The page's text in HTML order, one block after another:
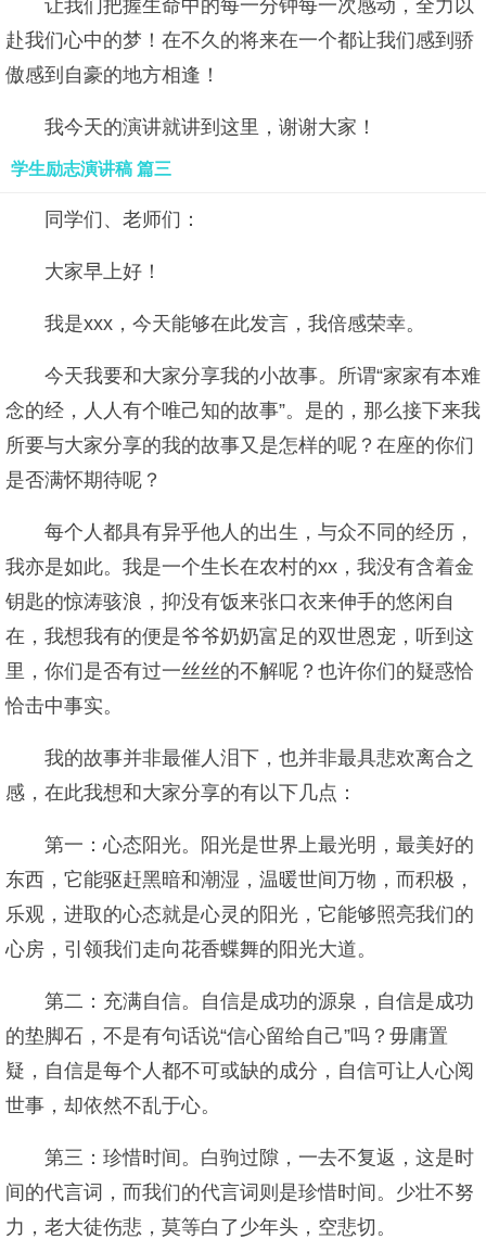
让我们把握生命中的每一分钟每一次感动，全力以
赴我们心中的梦！在不久的将来在一个都让我们感到骄
傲感到自豪的地方相逢！
我今天的演讲就讲到这里，谢谢大家！
学生励志演讲稿 篇三
同学们、老师们：
大家早上好！
我是xxx，今天能够在此发言，我倍感荣幸。
今天我要和大家分享我的小故事。所谓“家家有本难
念的经，人人有个唯己知的故事”。是的，那么接下来我
所要与大家分享的我的故事又是怎样的呢？在座的你们
是否满怀期待呢？
每个人都具有异乎他人的出生，与众不同的经历，
我亦是如此。我是一个生长在农村的xx，我没有含着金
钥匙的惊涛骇浪，抑没有饭来张口衣来伸手的悠闲自
在，我想我有的便是爷爷奶奶富足的双世恩宠，听到这
里，你们是否有过一丝丝的不解呢？也许你们的疑惑恰
恰击中事实。
我的故事并非最催人泪下，也并非最具悲欢离合之
感，在此我想和大家分享的有以下几点：
第一：心态阳光。阳光是世界上最光明，最美好的
东西，它能驱赶黑暗和潮湿，温暖世间万物，而积极，
乐观，进取的心态就是心灵的阳光，它能够照亮我们的
心房，引领我们走向花香蝶舞的阳光大道。
第二：充满自信。自信是成功的源泉，自信是成功
的垫脚石，不是有句话说“信心留给自己”吗？毋庸置
疑，自信是每个人都不可或缺的成分，自信可让人心阅
世事，却依然不乱于心。
第三：珍惜时间。白驹过隙，一去不复返，这是时
间的代言词，而我们的代言词则是珍惜时间。少壮不努
力，老大徒伤悲，莫等白了少年头，空悲切。